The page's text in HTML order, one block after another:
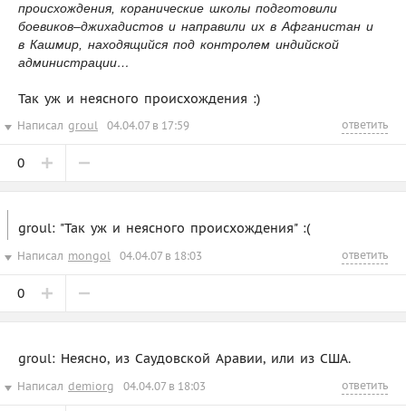
происхождения, коранические школы подготовили
боевиков–джихадистов и направили их в Афганистан и
в Кашмир, находящийся под контролем индийской
администрации…
Так уж и неясного происхождения :)
Написал groul 04.04.07 в 17:59 ответить
0
groul: "Так уж и неясного происхождения" :(
Написал mongol 04.04.07 в 18:03 ответить
0
groul: Неясно, из Саудовской Аравии, или из США.
Написал demiorg 04.04.07 в 18:03 ответить